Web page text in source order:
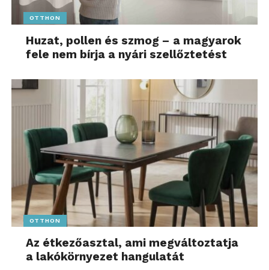
OTTHON
Huzat, pollen és szmog – a magyarok
fele nem bírja a nyári szellőztetést
OTTHON
Az étkezőasztal, ami megváltoztatja
a lakókörnyezet hangulatát